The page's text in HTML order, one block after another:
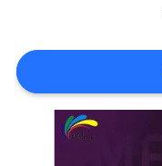
AAN
SITEMAP